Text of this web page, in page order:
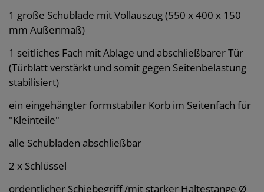
1 große Schublade mit Vollauszug (550 x 400 x 150
mm Außenmaß)
1 seitliches Fach mit Ablage und abschließbarer Tür
(Türblatt verstärkt und somit gegen Seitenbelastung
stabilisiert)
ein eingehängter formstabiler Korb im Seitenfach für
"Kleinteile"
alle Schubladen abschließbar
2 x Schlüssel
ordentlicher Schiebegriff /mit starker Haltestange Ø